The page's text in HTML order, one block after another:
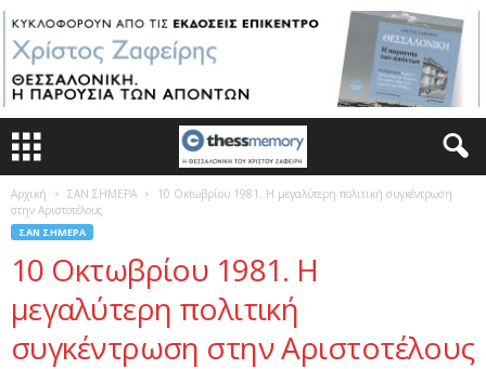
Αρχική ΣΑΝ ΣΗΜΕΡΑ
10 Οκτωβρίου 1981. Η μεγαλύτερη πολιτική συγκέντρωση
στην Αριστοτέλους
ΣΑΝ ΣΗΜΕΡΑ
10 Οκτωβρίου 1981. Η
μεγαλύτερη πολιτική
συγκέντρωση στην Αριστοτέλους